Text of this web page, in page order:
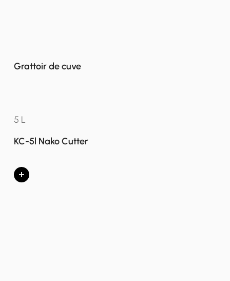
Grattoir de cuve
5 L
KC-5l Nako Cutter
+